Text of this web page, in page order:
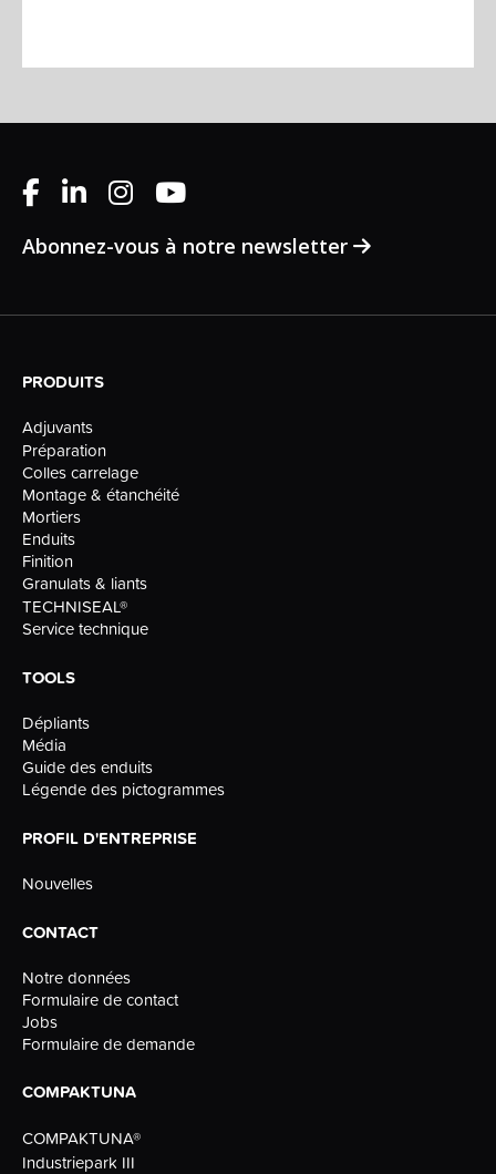
Abonnez-vous à notre newsletter
PRODUITS
Adjuvants
Préparation
Colles carrelage
Montage & étanchéité
Mortiers
Enduits
Finition
Granulats & liants
TECHNISEAL®
Service technique
TOOLS
Dépliants
Média
Guide des enduits
Légende des pictogrammes
PROFIL D'ENTREPRISE
Nouvelles
CONTACT
Notre données
Formulaire de contact
Jobs
Formulaire de demande
COMPAKTUNA
COMPAKTUNA®
Industriepark III